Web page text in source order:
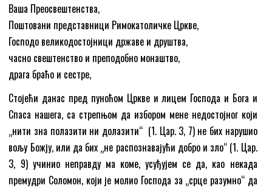
Ваша Преосвештенства,
Поштовани представници Римокатоличке Цркве,
Господо великодостојници државе и друштва,
часно свештенство и преподобно монаштво,
драга браћо и сестре,
Стојећи данас пред пуноћом Цркве и лицем Господа и Бога и
Спаса нашега, са стрепњом да избором мене недостојног који
„нити зна полазити ни долазити“ (1. Цар. 3, 7) не бих нарушио
вољу Божју, или да бих „не распознавајући добро и зло“ (1. Цар.
3, 9) учинио неправду ма коме, усуђујем се да, као некада
премудри Соломон, који је молио Господа за „срце разумно“ да